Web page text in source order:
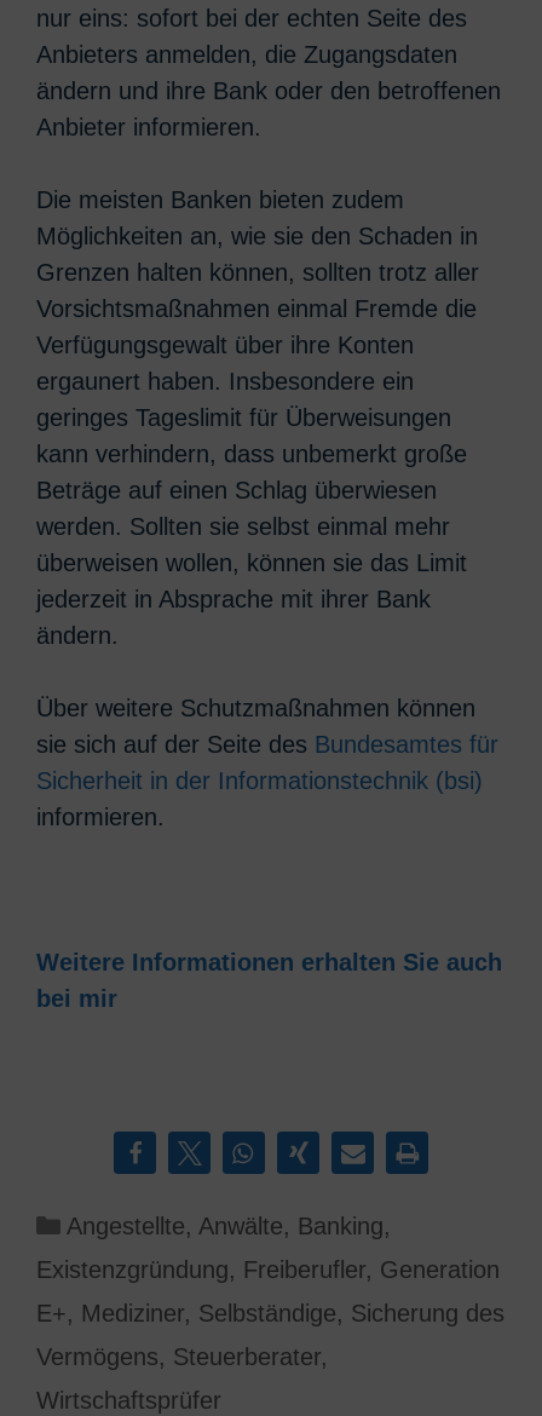
nur eins: sofort bei der echten Seite des
Anbieters anmelden, die Zugangsdaten
ändern und ihre Bank oder den betroffenen
Anbieter informieren.
Die meisten Banken bieten zudem
Möglichkeiten an, wie sie den Schaden in
Grenzen halten können, sollten trotz aller
Vorsichtsmaßnahmen einmal Fremde die
Verfügungsgewalt über ihre Konten
ergaunert haben. Insbesondere ein
geringes Tageslimit für Überweisungen
kann verhindern, dass unbemerkt große
Beträge auf einen Schlag überwiesen
werden. Sollten sie selbst einmal mehr
überweisen wollen, können sie das Limit
jederzeit in Absprache mit ihrer Bank
ändern.
Über weitere Schutzmaßnahmen können
sie sich auf der Seite des Bundesamtes für
Sicherheit in der Informationstechnik (bsi)
informieren.
Weitere Informationen erhalten Sie auch
bei mir
Kategorien
Angestellte, Anwälte, Banking,
Existenzgründung, Freiberufler, Generation
E+, Mediziner, Selbständige, Sicherung des
Vermögens, Steuerberater,
Wirtschaftsprüfer